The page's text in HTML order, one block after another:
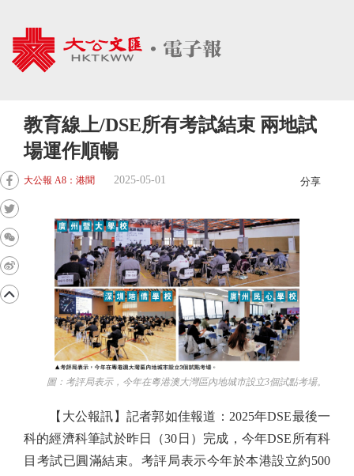
教育線上/DSE所有考試結束 兩地試
場運作順暢
大公報 A8：港聞 2025-05-01 分享
圖：考評局表示，今年在粵港澳大灣區內地城市設立3個試點考場。
【大公報訊】記者郭如佳報道：2025年DSE最後一
科的經濟科筆試於昨日（30日）完成，今年DSE所有科
目考試已圓滿結束。考評局表示今年於本港設立約500